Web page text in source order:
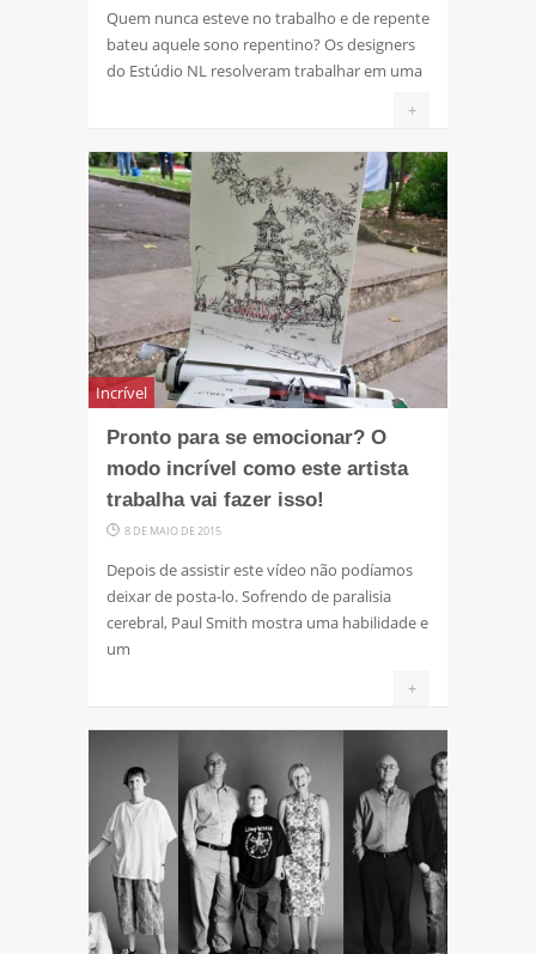
Quem nunca esteve no trabalho e de repente
bateu aquele sono repentino? Os designers
do Estúdio NL resolveram trabalhar em uma
+
Incrível
Pronto para se emocionar? O
modo incrível como este artista
trabalha vai fazer isso!
8 DE MAIO DE 2015
Depois de assistir este vídeo não podíamos
deixar de posta-lo. Sofrendo de paralisia
cerebral, Paul Smith mostra uma habilidade e
um
+